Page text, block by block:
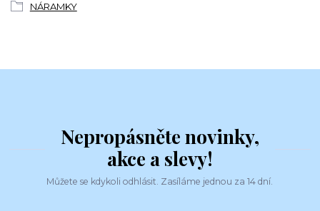
NÁRAMKY
Nepropásněte novinky,
akce a slevy!
Můžete se kdykoli odhlásit. Zasíláme jednou za 14 dní.